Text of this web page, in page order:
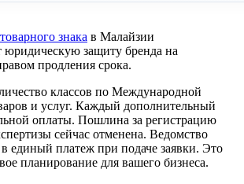
знака в Малайзии
юридическую защиту бренда на
продления срока.
классов по Международной
и услуг. Каждый дополнительный
оплаты. Пошлина за регистрацию
сейчас отменена. Ведомство
единый платеж при подаче заявки. Это
планирование для вашего бизнеса.